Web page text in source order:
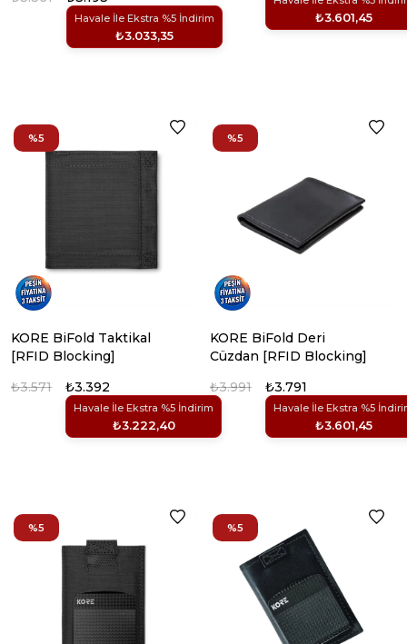
Havale İle Ekstra %5 İndirim
₺3.033,35
₺3.601,45
KORE BiFold Taktikal
[RFID Blocking]
₺3.392
Havale İle Ekstra %5 İndirim
₺3.222,40
₺3.571
%5
KORE BiFold Deri
Cüzdan [RFID Blocking]
₺3.791
Havale İle Ekstra %5
₺3.601,45
₺3.991
%5
%5 %5